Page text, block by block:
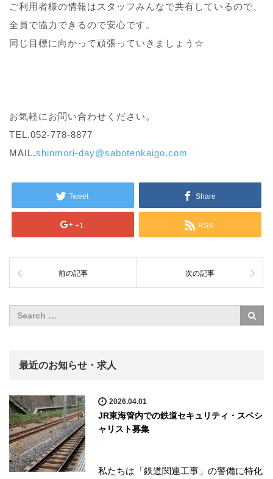
ご利用者様の情報はスタッフみんなで共有しているので、
全員で協力できるので安心です。
同じ目標に向かって頑張っていきましょう☆
お気軽にお問い合わせください。
TEL.052-778-8877
MAIL.shinmori-day@sabotenkaigo.com
Tweet Share
+1 RSS
前の記事 次の記事
最近のお知らせ・求人
2026.04.01
JR東海管内での鉄道セキュリティ・スペシ
ャリスト募集
私たちは「鉄道関連工事」の警備に特化